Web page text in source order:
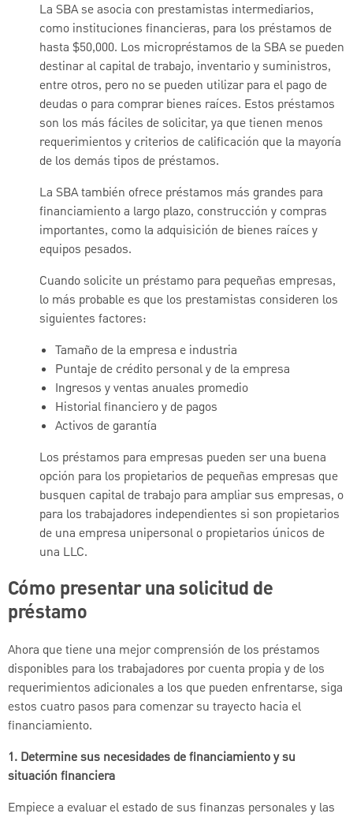
La SBA se asocia con prestamistas intermediarios,
como instituciones financieras, para los préstamos de
hasta $50,000. Los micropréstamos de la SBA se pueden
destinar al capital de trabajo, inventario y suministros,
entre otros, pero no se pueden utilizar para el pago de
deudas o para comprar bienes raíces. Estos préstamos
son los más fáciles de solicitar, ya que tienen menos
requerimientos y criterios de calificación que la mayoría
de los demás tipos de préstamos.
La SBA también ofrece préstamos más grandes para
financiamiento a largo plazo, construcción y compras
importantes, como la adquisición de bienes raíces y
equipos pesados.
Cuando solicite un préstamo para pequeñas empresas,
lo más probable es que los prestamistas consideren los
siguientes factores:
Tamaño de la empresa e industria
Puntaje de crédito personal y de la empresa
Ingresos y ventas anuales promedio
Historial financiero y de pagos
Activos de garantía
Los préstamos para empresas pueden ser una buena
opción para los propietarios de pequeñas empresas que
busquen capital de trabajo para ampliar sus empresas, o
para los trabajadores independientes si son propietarios
de una empresa unipersonal o propietarios únicos de
una LLC.
Cómo presentar una solicitud de
préstamo
Ahora que tiene una mejor comprensión de los préstamos
disponibles para los trabajadores por cuenta propia y de los
requerimientos adicionales a los que pueden enfrentarse, siga
estos cuatro pasos para comenzar su trayecto hacia el
financiamiento.
1. Determine sus necesidades de financiamiento y su
situación financiera
Empiece a evaluar el estado de sus finanzas personales y las